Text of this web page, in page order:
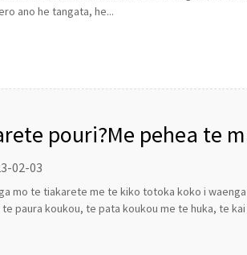
ano he tangata, he...
pouri?Me pehea te
02-03
mo te tiakarete me te kiko totoka koko i
paura koukou, te pata koukou me te huka, te